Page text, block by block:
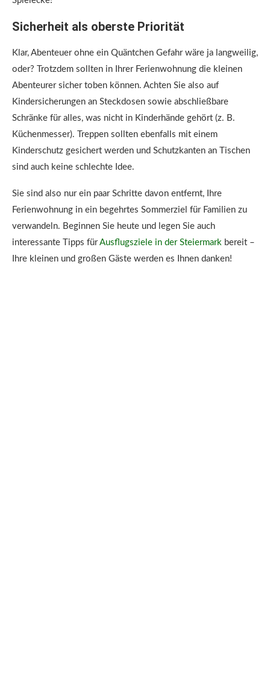
Sicherheit als oberste Priorität
Klar, Abenteuer ohne ein Quäntchen Gefahr wäre ja langweilig,
oder? Trotzdem sollten in Ihrer Ferienwohnung die kleinen
Abenteurer sicher toben können. Achten Sie also auf
Kindersicherungen an Steckdosen sowie abschließbare
Schränke für alles, was nicht in Kinderhände gehört (z. B.
Küchenmesser). Treppen sollten ebenfalls mit einem
Kinderschutz gesichert werden und Schutzkanten an Tischen
sind auch keine schlechte Idee.
Sie sind also nur ein paar Schritte davon entfernt, Ihre
Ferienwohnung in ein begehrtes Sommerziel für Familien zu
verwandeln. Beginnen Sie heute und legen Sie auch
interessante Tipps fürAusflugsziele in der Steiermark bereit –
Ihre kleinen und großen Gäste werden es Ihnen danken!